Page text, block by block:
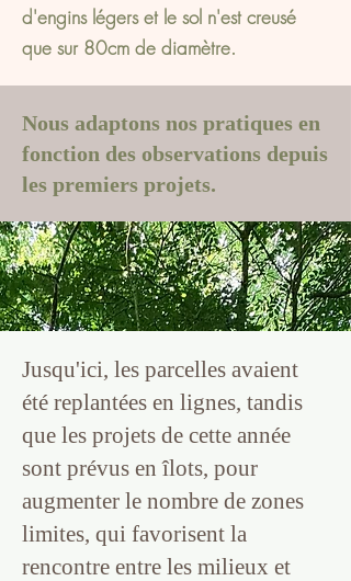
d'engins légers et le sol n'est creusé
que sur 80cm de diamètre.
Nous adaptons nos pratiques en
fonction des observations depuis
les premiers projets.
Jusqu'ici, les parcelles avaient
été replantées en lignes, tandis
que les projets de cette année
sont prévus en îlots, pour
augmenter le nombre de zones
limites, qui favorisent la
rencontre entre les milieux et